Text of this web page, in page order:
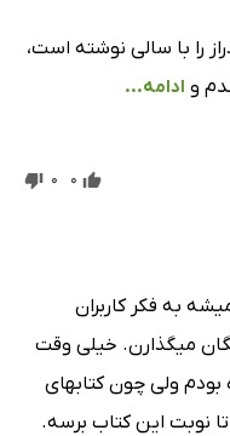
8 دقیقه
را با سالی نوشته است،
و ادامه...
0
0
به فکر کاربران
میگذارن. خیلی وقت
ولی چون کتابهای
نوبت این کتاب برسه.